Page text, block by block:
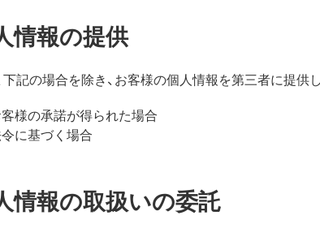
情報の提供
下記の場合を除き、お客様の個人情報を第三者に提供
様の承諾が得られた場合
に基づく場合
情報の取扱いの委託